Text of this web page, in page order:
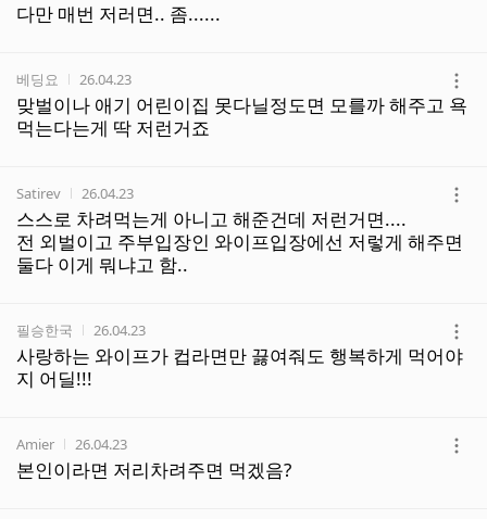
다만 매번 저러면.. 좀......
작성자
베딩요 작성시간
26.04.23
맞벌이나 애기 어린이집 못다닐정도면 모를까 해주고 욕
먹는다는게 딱 저런거죠
더
보
작성자
Satirev 작성시간
26.04.23
스스로 차려먹는게 아니고 해준건데 저런거면....
전 외벌이고 주부입장인 와이프입장에선 저렇게 해주면
둘다 이게 뭐냐고 함..
보
작성자
필승한국 작성시간
26.04.23
사랑하는 와이프가 컵라면만 끓여줘도 행복하게 먹어야
지 어딜!!!
더
보
작성자
Amier 작성시간
26.04.23
본인이라면 저리차려주면 먹겠음?